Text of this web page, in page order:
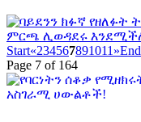
Start«234567891011 »End
Page 7 of 164